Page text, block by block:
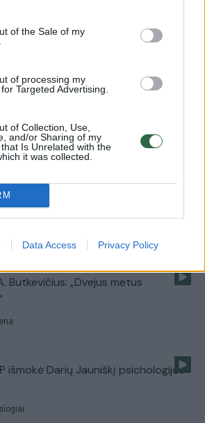
of the Sale of my
of processing my
Targeted Advertising.
of Collection, Use,
and/or Sharing of my
Is Unrelated with the
it was collected.
Data Access Privacy Policy
ir svarsto priimti
atlyginimas nuo liepos didės 25
Butkevičius: „Dvejus metus
išmokė Darių Jauniškį psichologijos